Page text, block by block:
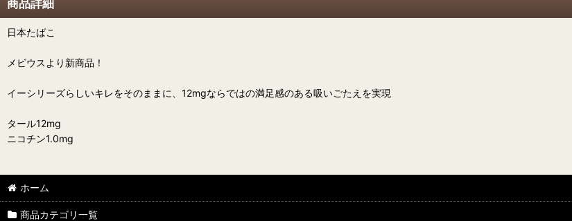
商品詳細
日本たばこ
メビウスより新商品！
イーシリーズらしいキレをそのままに、12mgならではの満足感のある吸いごたえを実現
タール12mg
ニコチン1.0mg
ホーム
商品カテゴリ一覧